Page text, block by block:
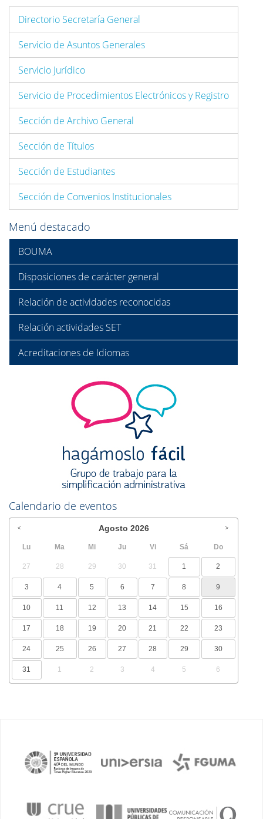
Directorio Secretaría General
Servicio de Asuntos Generales
Servicio Jurídico
Servicio de Procedimientos Electrónicos y Registro
Sección de Archivo General
Sección de Títulos
Sección de Estudiantes
Sección de Convenios Institucionales
Menú destacado
BOUMA
Disposiciones de carácter general
Relación de actividades reconocidas
Relación actividades SET
Acreditaciones de Idiomas
Calendario de eventos
Agosto 2026
Lu Ma Mi Ju Vi Sá Do
27 28 29 30 31 1 2
3 4 5 6 7 8 9
10 11 12 13 14 15 16
17 18 19 20 21 22 23
24 25 26 27 28 29 30
31 1 2 3 4 5 6